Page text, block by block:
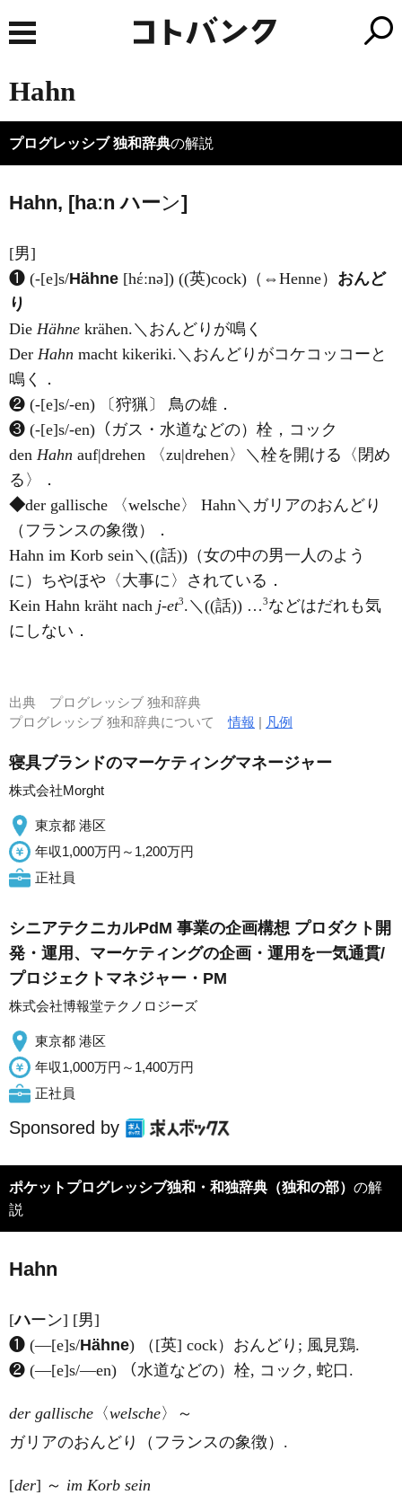
Hahn
プログレッシブ 独和辞典の解説
Hahn, [haːnハーン]
[男]
❶ (-[e]s/Hähne [hέːnə]) ((英)cock)（⇔Henne） おんど
り
Die Hähne krähen.＼おんどりが鳴く
Der Hahn macht kikeriki.＼おんどりがコケコッコーと
鳴く．
❷ (-[e]s/-en) 〔狩猟〕 鳥の雄．
❸ (-[e]s/-en)（ガス・水道などの）栓，コック
den Hahn auf|drehen 〈zu|drehen〉＼栓を開ける〈閉め
る〉．
◆der gallische 〈welsche〉 Hahn＼ガリアのおんどり
（フランスの象徴）．
Hahn im Korb sein＼((話))（女の中の男一人のよう
に）ちやほや〈大事に〉されている．
Kein Hahn kräht nach j-et3.＼((話)) …3などはだれも気
にしない．
出典 プログレッシブ 独和辞典
プログレッシブ 独和辞典について情報 | 凡例
寝具ブランドのマーケティングマネージャー
株式会社Morght
東京都 港区
年収1,000万円～1,200万円
正社員
シニアテクニカルPdM 事業の企画構想 プロダクト開
発・運用、マーケティングの企画・運用を一気通貫/
プロジェクトマネジャー・PM
株式会社博報堂テクノロジーズ
東京都 港区
年収1,000万円～1,400万円
正社員
Sponsored by
ポケットプログレッシブ独和・和独辞典（独和の部） の解
説
Hahn
[ハーン] [男]
❶ (―[e]s/Hähne) （[英] cock）おんどり; 風見鶏.
❷ (―[e]s/―en) （水道などの）栓, コック, 蛇口.
der gallische 〈welsche〉～
ガリアのおんどり（フランスの象徴）.
[der] ～ im Korb sein